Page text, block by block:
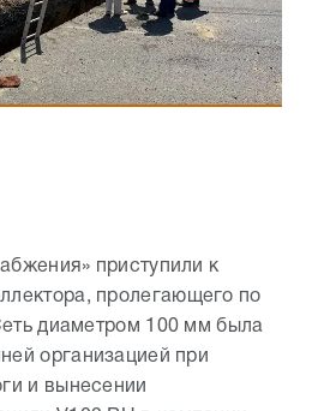
приступили к
пролегающего по
диаметром 100 мм была
организацией при
и вынесении